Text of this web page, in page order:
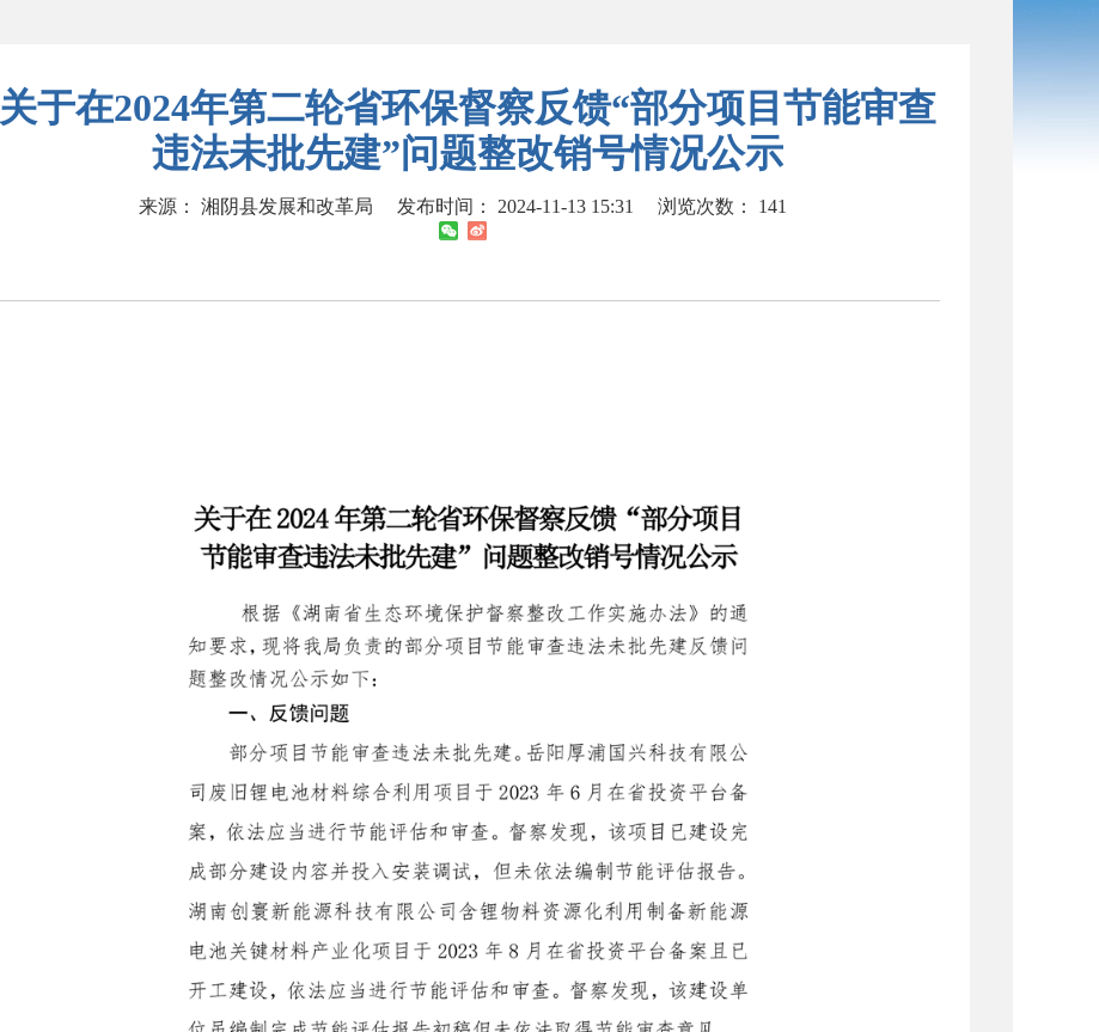
关于在2024年第二轮省环保督察反馈“部分项目节能审查
违法未批先建”问题整改销号情况公示
来源： 湘阴县发展和改革局 发布时间： 2024-11-13 15:31 浏览次数： 141